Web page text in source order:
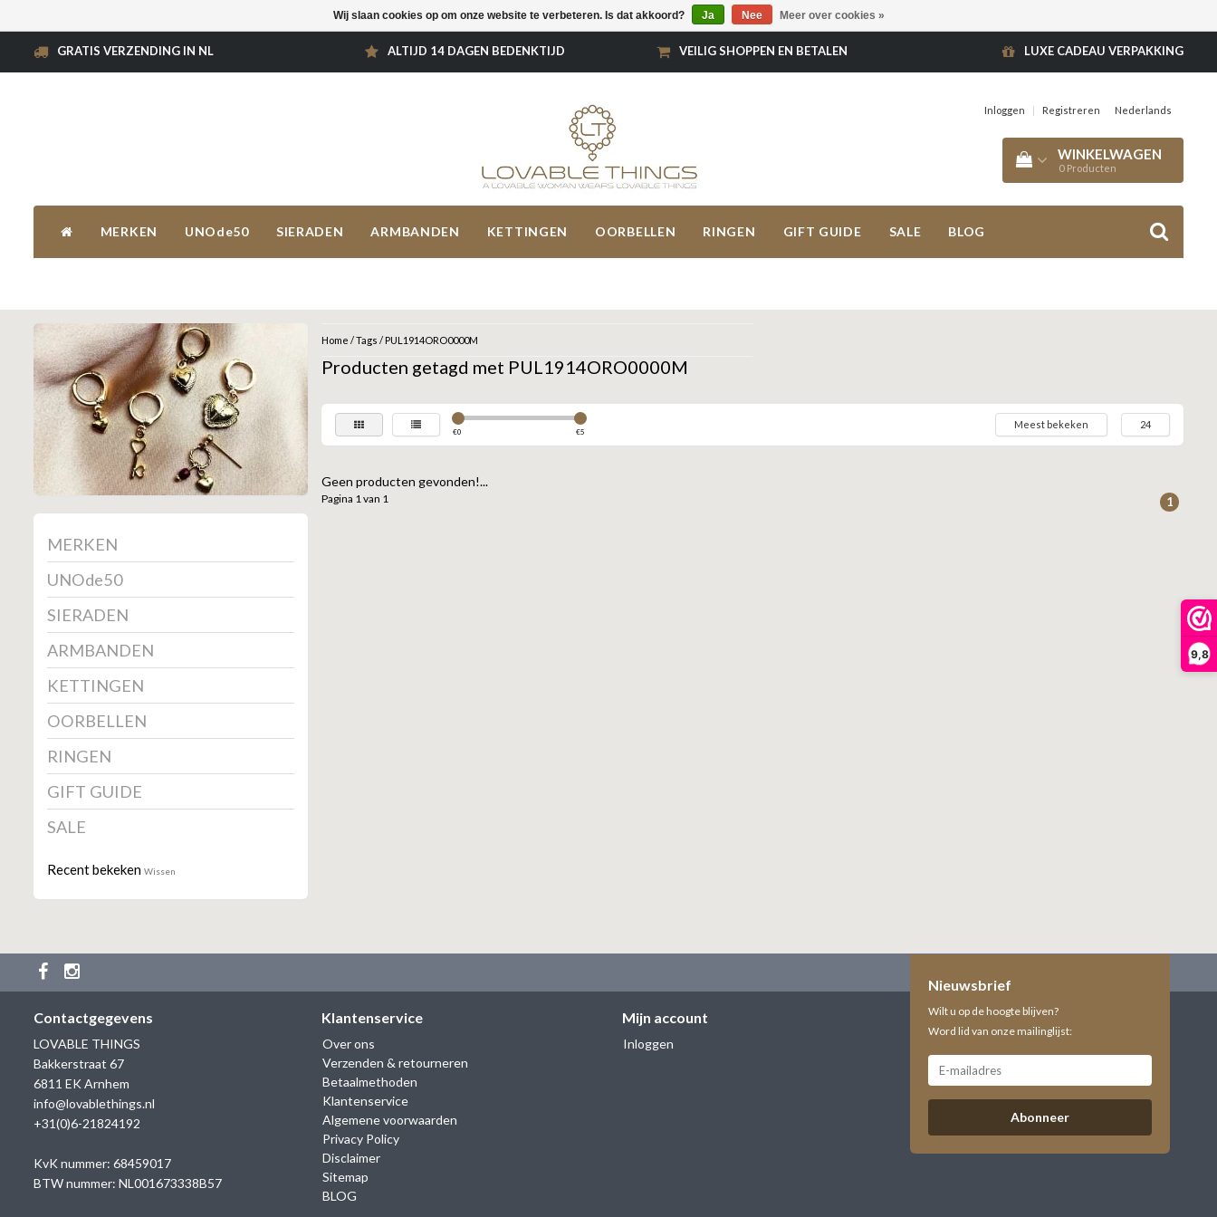
9,8
GRATIS VERZENDING IN NL ALTIJD 14 DAGEN BEDENKTIJD VEILIG SHOPPEN EN BETALEN LUXE CADEAU VERPAKKING
Inloggen | Registreren Nederlands
WINKELWAGEN
0 Producten
MERKEN UNOde50 SIERADEN ARMBANDEN KETTINGEN OORBELLEN RINGEN GIFT GUIDE SALE BLOG
MERKEN
UNOde50
SIERADEN
ARMBANDEN
KETTINGEN
OORBELLEN
RINGEN
GIFT GUIDE
SALE
Recent bekeken Wissen
Home /Tags / PUL1914ORO0000M
Producten getagd met PUL1914ORO0000M
€0 €5
Meest bekeken 24
Geen producten gevonden!...
Pagina 1 van 1 1
Contactgegevens
LOVABLE THINGS
Bakkerstraat 67
6811 EK Arnhem
info@lovablethings.nl
+31(0)6-21824192
KvK nummer: 68459017
BTW nummer: NL001673338B57
Klantenservice
Over ons
Verzenden & retourneren
Betaalmethoden
Klantenservice
Algemene voorwaarden
Privacy Policy
Disclaimer
Sitemap
BLOG
Mijn account
Inloggen
Nieuwsbrief
Wilt u op de hoogte blijven?
Word lid van onze mailinglijst:
Abonneer
Wij slaan cookies op om onze website te verbeteren. Is dat akkoord? Ja Nee Meer over cookies »